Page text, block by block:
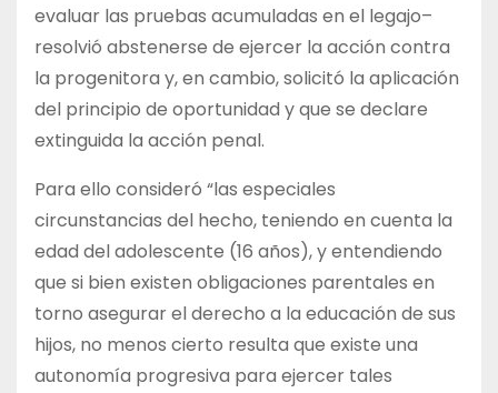
evaluar las pruebas acumuladas en el legajo–
resolvió abstenerse de ejercer la acción contra
la progenitora y, en cambio, solicitó la aplicación
del principio de oportunidad y que se declare
extinguida la acción penal.
Para ello consideró “las especiales
circunstancias del hecho, teniendo en cuenta la
edad del adolescente (16 años), y entendiendo
que si bien existen obligaciones parentales en
torno asegurar el derecho a la educación de sus
hijos, no menos cierto resulta que existe una
autonomía progresiva para ejercer tales